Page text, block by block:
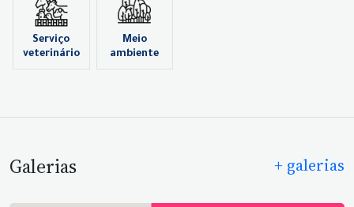
Serviço
veterinário
Meio
ambiente
Galerias + galerias